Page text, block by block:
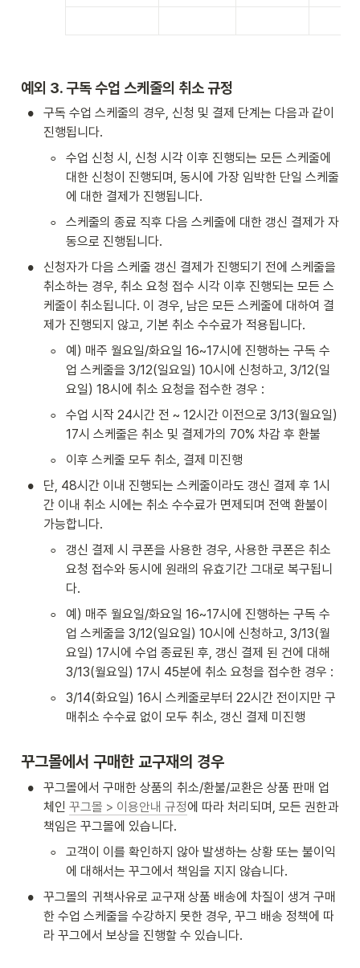
예외 3. 구독 수업 스케줄의 취소 규정
•
구독 수업 스케줄의 경우, 신청 및 결제 단계는 다음과 같이
진행됩니다.
◦
수업 신청 시, 신청 시각 이후 진행되는 모든 스케줄에
대한 신청이 진행되며, 동시에 가장 임박한 단일 스케줄
에 대한 결제가 진행됩니다.
◦
스케줄의 종료 직후 다음 스케줄에 대한 갱신 결제가 자
동으로 진행됩니다.
•
신청자가 다음 스케줄 갱신 결제가 진행되기 전에 스케줄을
취소하는 경우, 취소 요청 접수 시각 이후 진행되는 모든 스
케줄이 취소됩니다. 이 경우, 남은 모든 스케줄에 대하여 결
제가 진행되지 않고, 기본 취소 수수료가 적용됩니다.
◦
예) 매주 월요일/화요일 16~17시에 진행하는 구독 수
업 스케줄을 3/12(일요일) 10시에 신청하고, 3/12(일
요일) 18시에 취소 요청을 접수한 경우 :
◦
수업 시작 24시간 전 ~ 12시간 이전으로 3/13(월요일)
17시 스케줄은 취소 및 결제가의 70% 차감 후 환불
◦ 이후 스케줄 모두 취소, 결제 미진행
•
단, 48시간 이내 진행되는 스케줄이라도 갱신 결제 후 1시
간 이내 취소 시에는 취소 수수료가 면제되며 전액 환불이
가능합니다.
◦
갱신 결제 시 쿠폰을 사용한 경우, 사용한 쿠폰은 취소
요청 접수와 동시에 원래의 유효기간 그대로 복구됩니
다.
◦
예) 매주 월요일/화요일 16~17시에 진행하는 구독 수
업 스케줄을 3/12(일요일) 10시에 신청하고, 3/13(월
요일) 17시에 수업 종료된 후, 갱신 결제 된 건에 대해
3/13(월요일) 17시 45분에 취소 요청을 접수한 경우 :
◦
3/14(화요일) 16시 스케줄로부터 22시간 전이지만 구
매취소 수수료 없이 모두 취소, 갱신 결제 미진행
꾸그몰에서 구매한 교구재의 경우
•
꾸그몰에서 구매한 상품의 취소/환불/교환은 상품 판매 업
체인 꾸그몰 > 이용안내 규정에 따라 처리되며, 모든 권한과
책임은 꾸그몰에 있습니다.
◦
고객이 이를 확인하지 않아 발생하는 상황 또는 불이익
에 대해서는 꾸그에서 책임을 지지 않습니다.
•
꾸그몰의 귀책사유로 교구재 상품 배송에 차질이 생겨 구매
한 수업 스케줄을 수강하지 못한 경우, 꾸그 배송 정책에 따
라 꾸그에서 보상을 진행할 수 있습니다.